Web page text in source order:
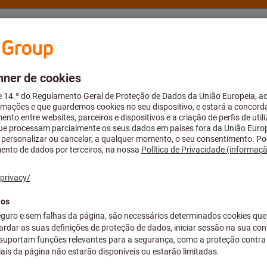
Aconselhamento e suporte
Cones acentuados SK (DIN 69871, ISO 7388-1)
ISO7388-1-AD/